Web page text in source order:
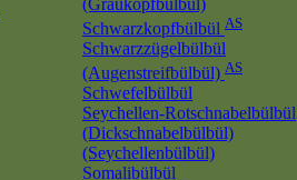
(Graukopfbülbül)
Schwarzkopfbülbül AS
Schwarzzügelbülbül
(Augenstreifbülbül) AS
Schwefelbülbül
Seychellen-Rotschnabelbülbül
(Dickschnabelbülbül)
(Seychellenbülbül)
Somalibülbül